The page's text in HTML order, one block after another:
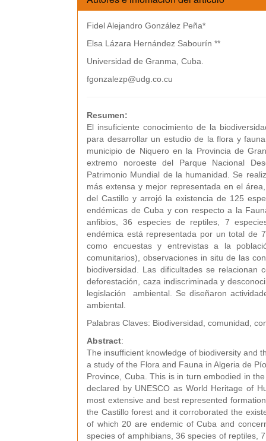
Fidel Alejandro González Peña*
Elsa Lázara Hernández Sabourín **
Universidad de Granma, Cuba.
fgonzalezp@udg.co.cu
Resumen:
El insuficiente conocimiento de la
para desarrollar un estudio de la flora y
municipio de Niquero en la Provincia de
extremo noroeste del Parque Nacional
Patrimonio Mundial de la humanidad. Se
más extensa y mejor representada en el
del Castillo y arrojó la existencia de 125
endémicas de Cuba y con respecto a la
anfibios, 36 especies de reptiles, 7
endémica está representada por un total de
como encuestas y entrevistas a la
comunitarios), observaciones in situ de las
biodiversidad. Las dificultades se
deforestación, caza indiscriminada y
legislación ambiental. Se diseñaron
ambiental.
Palabras Claves: Biodiversidad, comunidad,
Abstract:
The insufficient knowledge of biodiversity and
a study of the Flora and Fauna in Algeria de
Province, Cuba. This is in turn embodied in
declared by UNESCO as World Heritage of
most extensive and best represented
the Castillo forest and it corroborated the
of which 20 are endemic of Cuba and
species of amphibians, 36 species of reptiles,